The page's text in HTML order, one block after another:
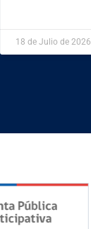
18 de Julio de 2026